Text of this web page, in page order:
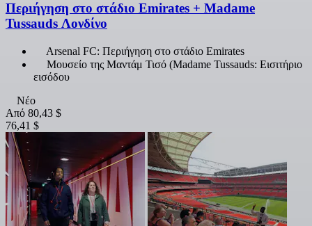
Περιήγηση στο στάδιο Emirates + Madame
Tussauds Λονδίνο
Arsenal FC: Περιήγηση στο στάδιο Emirates
Μουσείο της Μαντάμ Τισό (Madame Tussauds: Εισιτήριο
εισόδου
Νέο
Από 80,43 $
76,41 $